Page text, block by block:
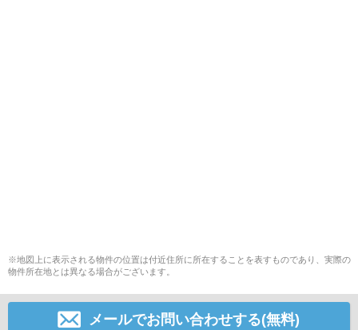
※地図上に表示される物件の位置は付近住所に所在することを表すものであり、実際の
物件所在地とは異なる場合がございます。
メールでお問い合わせする(無料)